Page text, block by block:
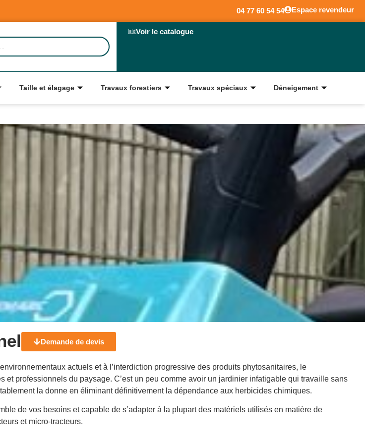
04 77 60 54 54 Espace revendeur
Voir le catalogue
Taille et élagage Travaux forestiers Travaux spéciaux Déneigement
Demande de devis
actuels et à l’interdiction progressive des produits phytosanitaires, le
et professionnels du paysage. C’est un peu comme avoir un jardinier infatigable qui travaille sans
la donne en éliminant définitivement la dépendance aux herbicides chimiques.
de vos besoins et capable de s’adapter à la plupart des matériels utilisés en matière de
et micro-tracteurs.